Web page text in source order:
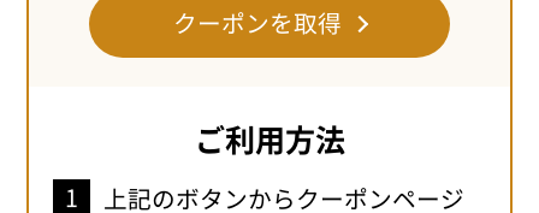
クーポンを取得
ご利用方法
上記のボタンからクーポンページ